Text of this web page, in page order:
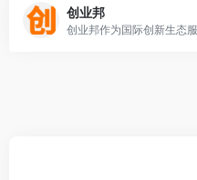
创业邦